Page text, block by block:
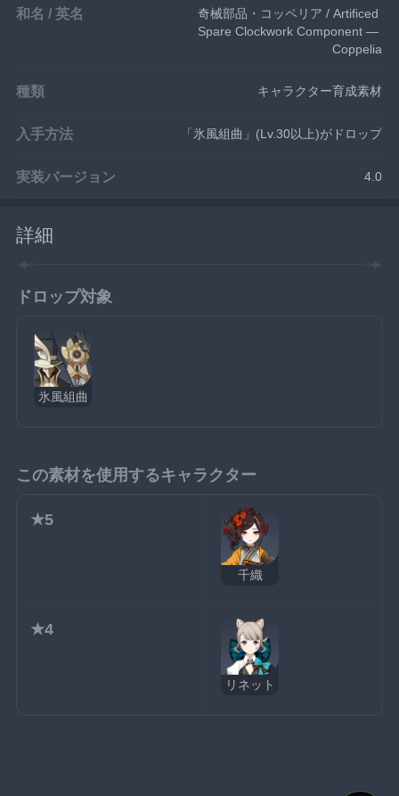
和名 / 英名
奇械部品・コッペリア / Artificed
Spare Clockwork Component —
Coppelia
種類 キャラクター育成素材
入手方法 「氷風組曲」(Lv.30以上)がドロップ
実装バージョン 4.0
詳細
ドロップ対象
氷風組曲
この素材を使用するキャラクター
★5
千織
★4
リネット